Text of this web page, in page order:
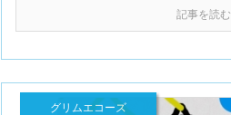
記事を読む
グリムエコーズ